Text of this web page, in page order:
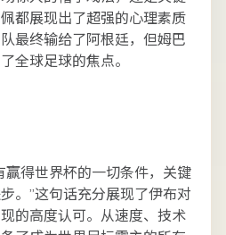
都展现出了超强的心理素质
最终输给了阿根廷，但姆巴
全球足球的焦点。
赢得世界杯的一切条件，关键
。”这句话充分展现了伊布对
的高度认可。从速度、技术